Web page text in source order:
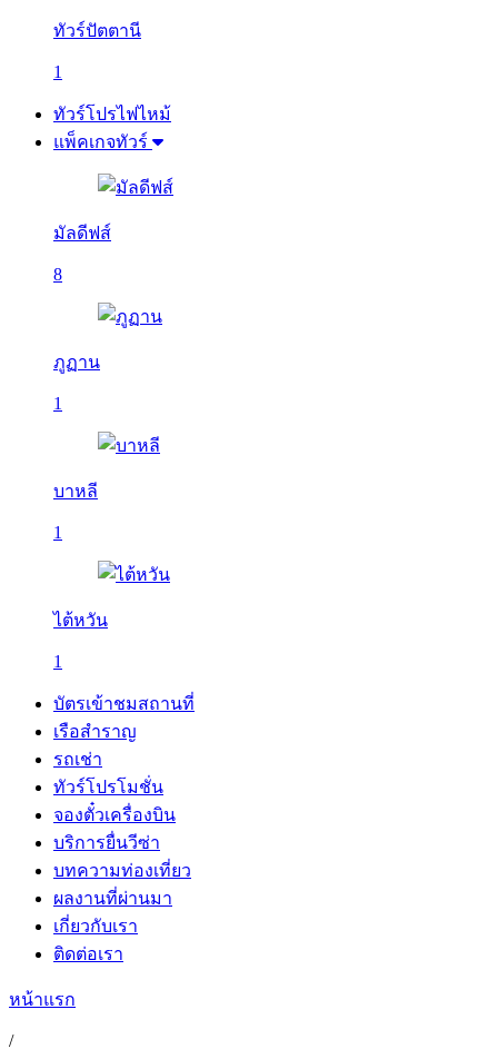
ทัวร์ปัตตานี
1
ทัวร์โปรไฟไหม้
แพ็คเกจทัวร์
มัลดีฟส์
8
ภูฏาน
1
บาหลี
1
ไต้หวัน
1
บัตรเข้าชมสถานที่
เรือสำราญ
รถเช่า
ทัวร์โปรโมชั่น
จองตั๋วเครื่องบิน
บริการยื่นวีซ่า
บทความท่องเที่ยว
ผลงานที่ผ่านมา
เกี่ยวกับเรา
ติดต่อเรา
หน้าแรก
/